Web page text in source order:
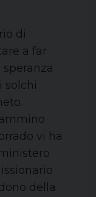
di
a far
solchi
vi ha
della